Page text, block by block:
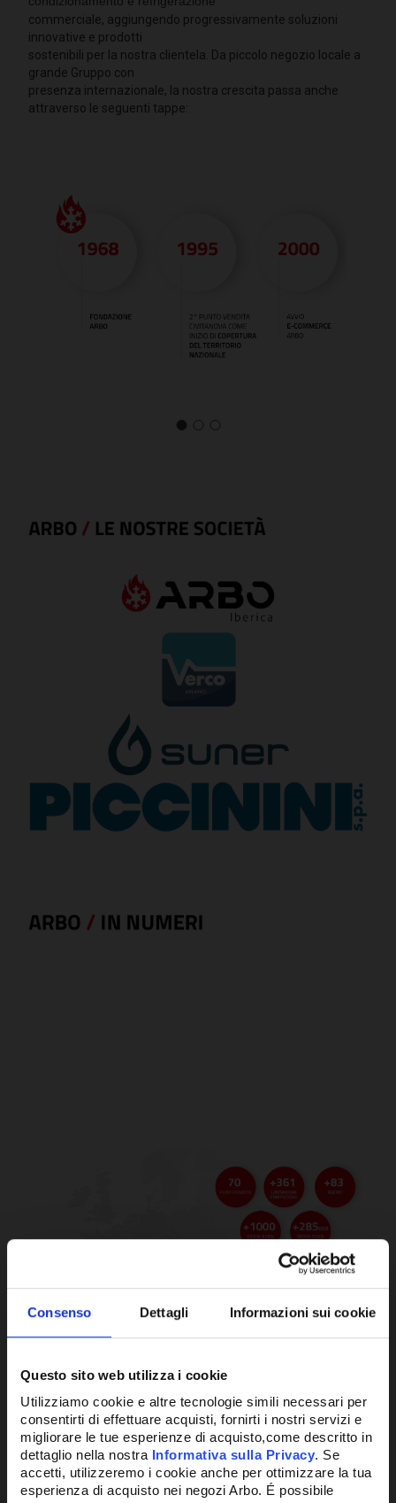
Consenso Dettagli Informazioni sui cookie
Questo sito web utilizza i cookie
Utilizziamo cookie e altre tecnologie simili necessari per
consentirti di effettuare acquisti, fornirti i nostri servizi e
migliorare le tue esperienze di acquisto,come descritto in
dettaglio nella nostra Informativa sulla Privacy. Se
accetti, utilizzeremo i cookie anche per ottimizzare la tua
esperienza di acquisto nei negozi Arbo. É possibile
commerciale, aggiungendo progressivamente soluzioni
innovative e prodotti
sostenibili per la nostra clientela. Da piccolo negozio locale a
grande Gruppo con
presenza internazionale, la nostra crescita passa anche
attraverso le seguenti tappe: